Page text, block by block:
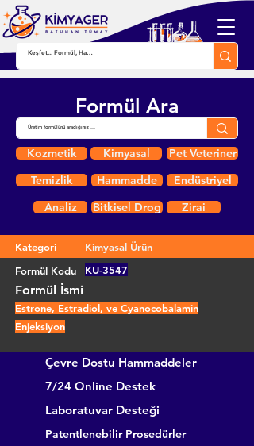
Formül Ara
Kozmetik Kimyasal
Pet Veteriner
Temizlik
Hammadde
Endüstriyel
Analiz
Bitkisel Drog Zirai
Kategori
Kimyasal Ürün
Formül Kodu
KU-3547
Formül İsmi
Estrone, Estradiol, ve Cyanocobalamin
Enjeksiyon
Çevre Dostu Hammaddeler
7/24 Online Destek
Laboratuvar Desteği
Patentlenebilir Prosedürler